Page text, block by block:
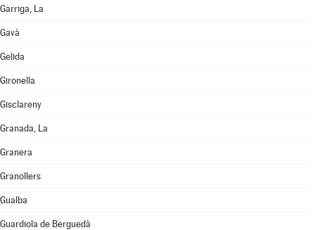
Garriga, La
Gavà
Gelida
Gironella
Gisclareny
Granada, La
Granera
Granollers
Gualba
Guardiola de Berguedà